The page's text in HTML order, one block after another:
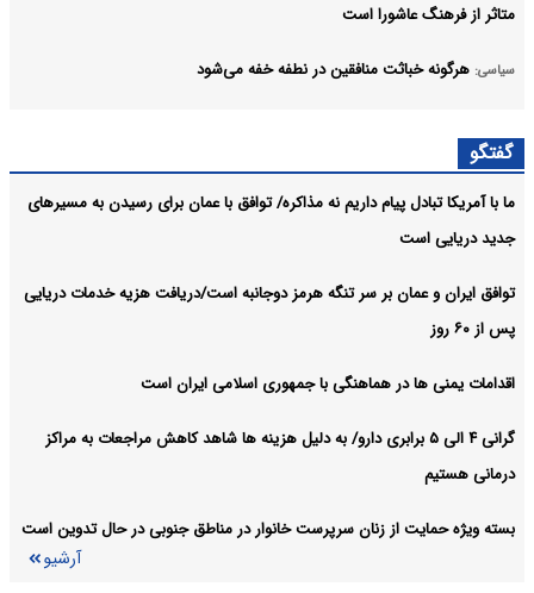
متاثر از فرهنگ عاشورا است
سیاسی: هرگونه خباثت منافقین در نطفه خفه می‌شود
سیاسی: ظریف بر ضرورت پیمان‌های دفاعی فراگیر میان کشورهای اسلامی تاکید
کرد
گفتگو
ما با آمریکا تبادل پیام داریم نه مذاکره/ توافق با عمان برای رسیدن به مسیرهای
جدید دریایی است
توافق ایران و عمان بر سر تنگه هرمز دوجانبه است/دریافت هزیه خدمات دریایی
پس از ۶۰ روز
اقدامات یمنی ها در هماهنگی با جمهوری اسلامی ایران است
گرانی ۴ الی ۵ برابری دارو/ به دلیل هزینه ها شاهد کاهش مراجعات به مراکز
درمانی هستیم
بسته ویژه حمایت از زنان سرپرست خانوار در مناطق جنوبی در حال تدوین است
آرشیو